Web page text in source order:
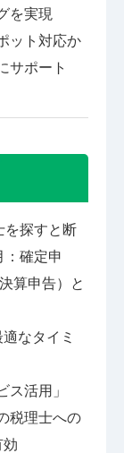
を実現
ット対応か
サポート
を探すと断
：確定申
算申告）と
なタイミ
ス活用」
税理士への
効